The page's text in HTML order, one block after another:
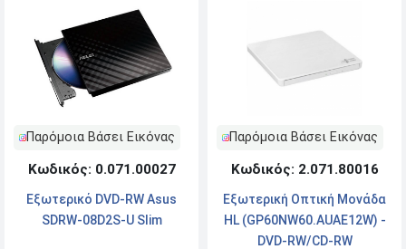
Παρόμοια Βάσει Εικόνας
Κωδικός: 0.071.00027
Εξωτερικό DVD-RW Asus
SDRW-08D2S-U Slim
Παρόμοια Βάσει Εικόνας
Κωδικός: 2.071.80016
Εξωτερική Οπτική Μονάδα
HL (GP60NW60.AUAE12W) -
DVD-RW/CD-RW